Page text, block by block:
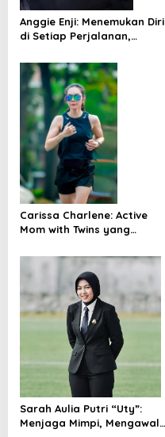
Anggie Enji: Menemukan Diri
di Setiap Perjalanan,
Keluarga
Carissa Charlene: Active
Mom with Twins yang
Adalah Awal untuk Terus
Bertumbuh
Sarah Aulia Putri “Uty”:
Menjaga Mimpi, Mengawal